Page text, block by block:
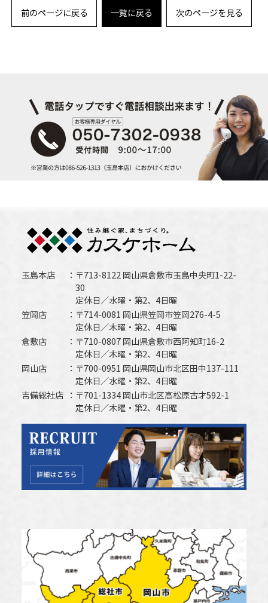
前のページに戻る 一覧に戻る 次のページを見る
玉島本店
〒713-8122 岡山県倉敷市玉島中央町1-22-
30
定休日／水曜・第2、4日曜
笠岡店
〒714-0081 岡山県笠岡市笠岡276-4-5
定休日／木曜・第2、4日曜
倉敷店
〒710-0807 岡山県倉敷市西阿知町16-2
定休日／木曜・第2、4日曜
岡山店
〒700-0951 岡山県岡山市北区田中137-111
定休日／水曜・第2、4日曜
吉備総社店
〒701-1334 岡山市北区高松原古才592-1
定休日／木曜・第2、4日曜